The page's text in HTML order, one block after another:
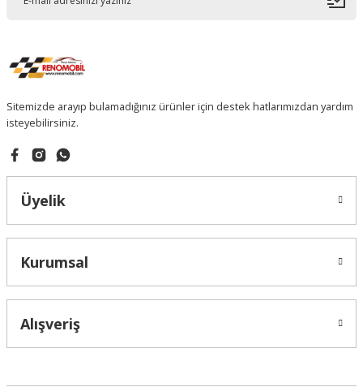
Sitemizde arayıp bulamadığınız ürünler için destek hatlarımızdan yardım
isteyebilirsiniz.
Üyelik
Kurumsal
Alışveriş